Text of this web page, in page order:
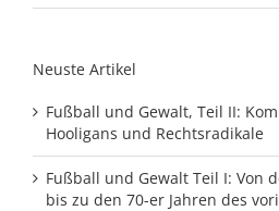
Neuste Artikel
Fußball und Gewalt, Teil II:
Hooligans und Rechtsradikale
Fußball und Gewalt Teil I: Von
bis zu den 70-er Jahren des